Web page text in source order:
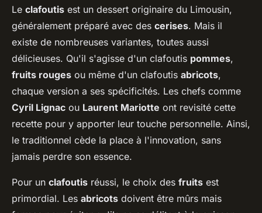
Le clafoutis est un dessert originaire du Limousin,
généralement préparé avec des cerises. Mais il
existe de nombreuses variantes, toutes aussi
délicieuses. Qu'il s'agisse d'un clafoutis pommes,
fruits rouges ou même d'un clafoutis abricots,
chaque version a ses spécificités. Les chefs comme
Cyril Lignac ou Laurent Mariotte ont revisité cette
recette pour y apporter leur touche personnelle. Ainsi,
le traditionnel cède la place à l'innovation, sans
jamais perdre son essence.
Pour un clafoutis réussi, le choix des fruits est
primordial. Les abricots doivent être mûrs mais